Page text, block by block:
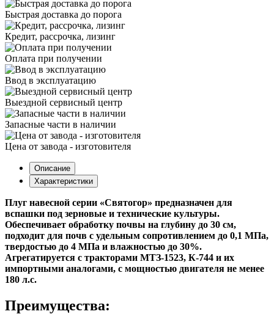
Быстрая доставка до порога
Кредит, рассрочка, лизинг
Оплата при получении
Ввод в эксплуатацию
Выездной сервисный центр
Запасные части в наличии
Цена от завода - изготовителя
Описание
Характеристики
Плуг навесной серии «Святогор» предназначен для
вспашки под зерновые и технические культуры.
Обеспечивает обработку почвы на глубину до 30 см,
подходит для почв с удельным сопротивлением до 0,1 МПа,
твердостью до 4 МПа и влажностью до 30%.
Агрегатируется с тракторами МТЗ-1523, К-744 и их
импортными аналогами, с мощностью двигателя не менее
180 л.с.
Преимущества: